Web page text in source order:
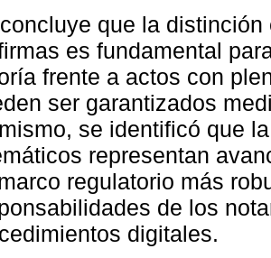
que la
es fundamental
frente a actos con
ser garantizados
se identificó que
representan
regulatorio más
de los
digitales.